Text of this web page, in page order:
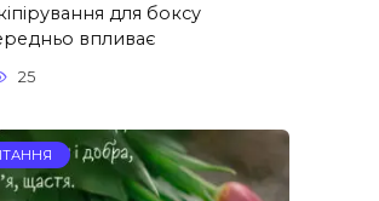
для боксу
впливає
25